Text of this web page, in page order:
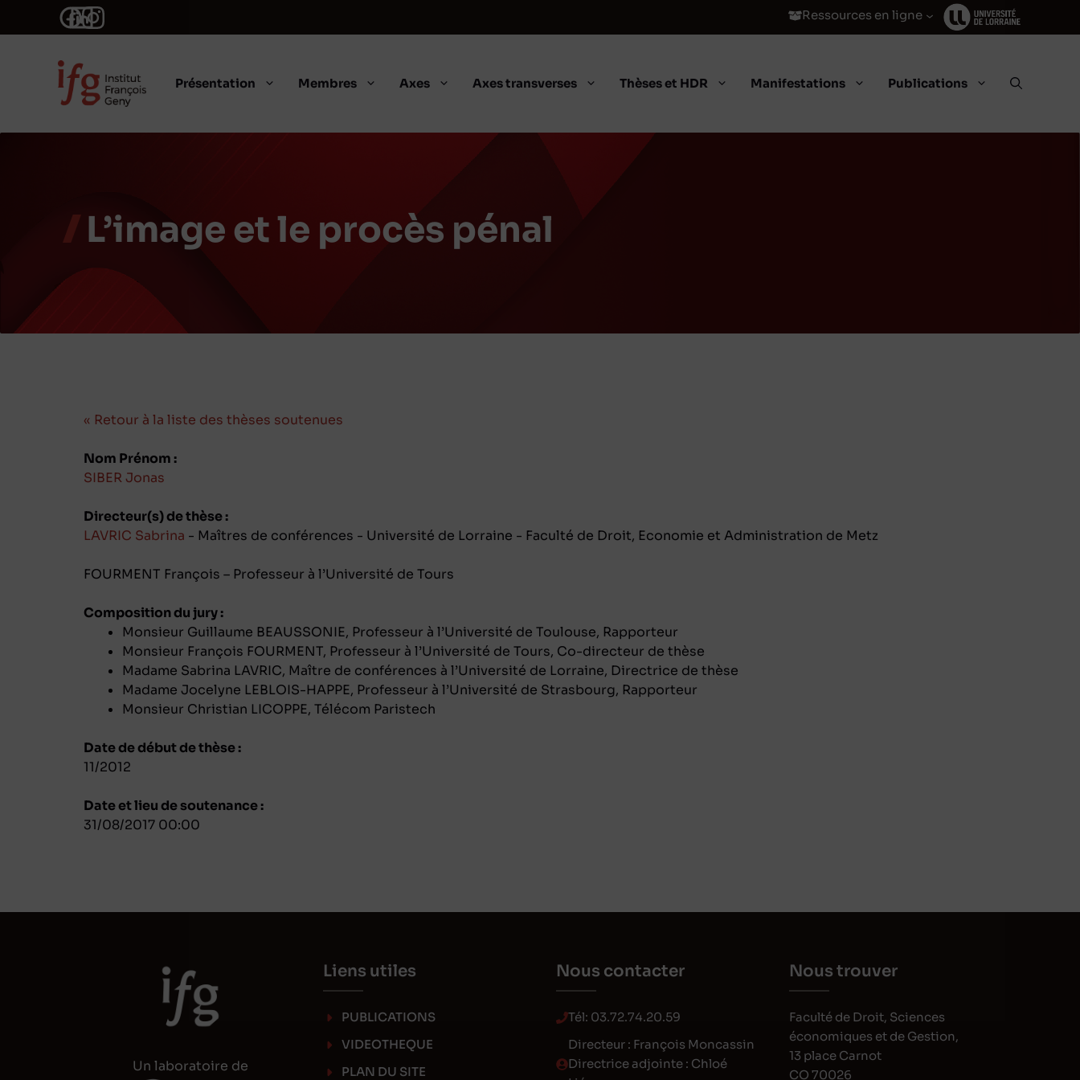
Ressources en ligne
Présentation Membres Axes Axes transverses Thèses et HDR Manifestations Publications
L’image et le procès pénal
« Retour à la liste des thèses soutenues
Nom Prénom :
SIBER Jonas
Directeur(s) de thèse :
LAVRIC Sabrina - Maîtres de conférences - Université de Lorraine - Faculté de Droit, Economie et Administration de Metz
FOURMENT François – Professeur à l’Université de Tours
Composition du jury :
Monsieur Guillaume BEAUSSONIE, Professeur à l’Université de Toulouse, Rapporteur
Monsieur François FOURMENT, Professeur à l’Université de Tours, Co-directeur de thèse
Madame Sabrina LAVRIC, Maître de conférences à l’Université de Lorraine, Directrice de thèse
Madame Jocelyne LEBLOIS-HAPPE, Professeur à l’Université de Strasbourg, Rapporteur
Monsieur Christian LICOPPE, Télécom Paristech
Date de début de thèse :
11/2012
Date et lieu de soutenance :
31/08/2017 00:00
Un laboratoire de
Liens utiles
PUBLICATIONS
VIDEOTHEQUE
PLAN DU SITE
Nous contacter
Tél: 03.72.74.20.59
Directeur : François Moncassin
Directrice adjointe : Chloé
Nous trouver
Faculté de Droit, Sciences
économiques et de Gestion,
13 place Carnot
CO 70026